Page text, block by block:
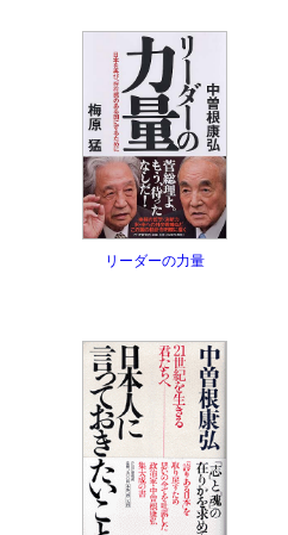
リーダーの力量